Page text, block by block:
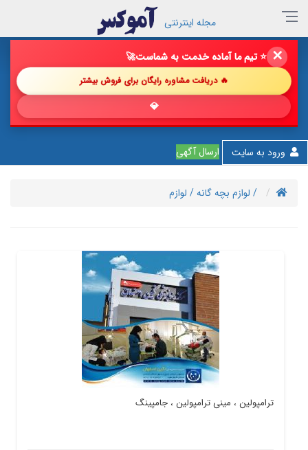
✕ 🔥 فروش خود را با ما چند برابر کن!🚀
🔥 دریافت مشاوره رایگان برای فروش بیشتر
💎 پیشنهاد ش
ورود به سایت ارسال آگهی
مجله اینترنتی
/ لوازم بچه گانه/ لوازم
ترامپولین ، مینی ترامپولین ، جامپینگ